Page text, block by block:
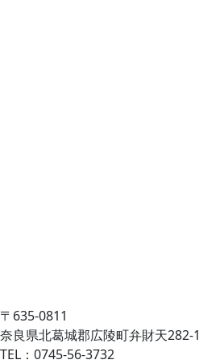
〒635-0811
奈良県北葛城郡広陵町弁財天282-1
TEL：0745-56-3732